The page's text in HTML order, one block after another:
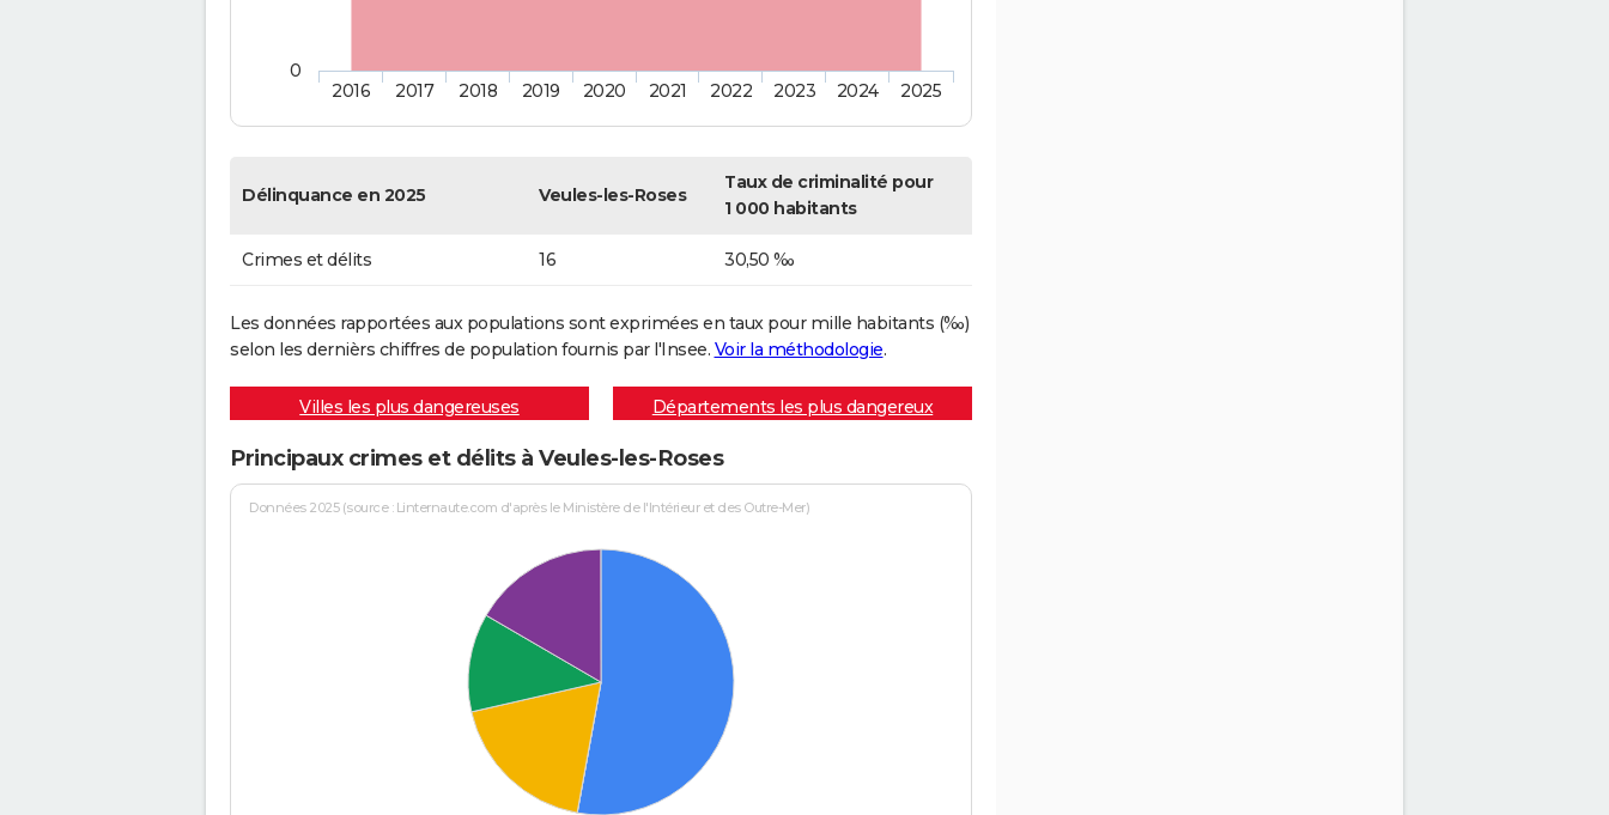
2016 2017 2018 2019 2020 2021 2022 2023 2024 2025
0
Délinquance en 2025 Veules-les-Roses
Taux de criminalité pour
1 000 habitants
Crimes et délits 16 30,50 ‰
Les données rapportées aux populations sont exprimées en taux pour mille habitants (‰)
selon les dernièrs chiffres de population fournis par l'Insee. Voir la méthodologie.
Villes les plus dangereuses Départements les plus dangereux
Principaux crimes et délits à Veules-les-Roses
Données 2025 (source : Linternaute.com d'après le Ministère de l'Intérieur et des Outre-Mer)